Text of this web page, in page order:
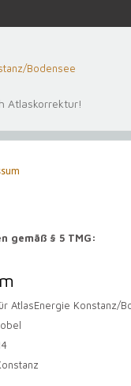
Atlaskorrektur!
gemäß § 5 TMG:
AtlasEnergie Konstanz/